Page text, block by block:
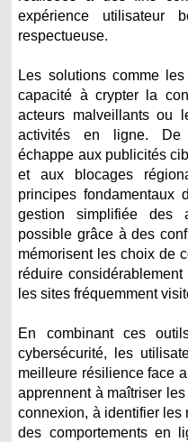
expérience utilisateur
respectueuse.
Les solutions comme
capacité à crypter la
acteurs malveillants ou
activités en ligne. De
échappe aux publicités
et aux blocages
principes fondamentaux
gestion simplifiée des
possible grâce à des
mémorisent les choix de
réduire
les sites fréquemment
En combinant ces
cybersécurité, les
meilleure résilience face
apprennent à maîtriser
connexion, à identifier les
des comportements en